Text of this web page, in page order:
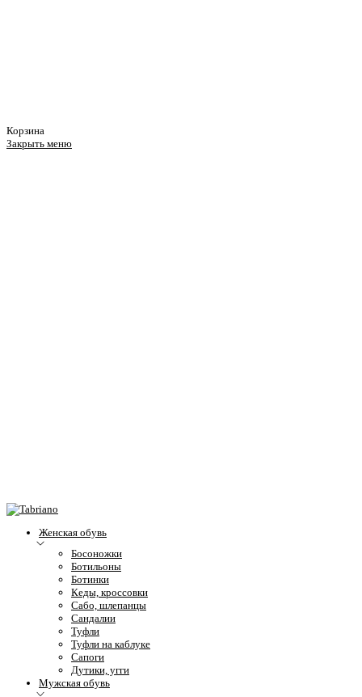
Корзина
Закрыть меню
Женская обувь
Босоножки
Ботильоны
Ботинки
Кеды, кроссовки
Сабо, шлепанцы
Сандалии
Туфли
Туфли на каблуке
Сапоги
Дутики, угги
Мужская обувь